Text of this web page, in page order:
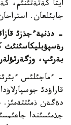
ايتا كةتةتئنئم،
جابئلعان. استراحان
- دذنيةءجذزئ
رةسپؤبليكاسئنئث
بةرئپ،
- ءماجئلئس
قاراؤدئ
دةگةن
جذمئسئندا